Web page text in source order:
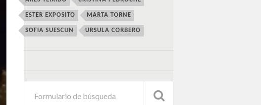
ESTER EXPOSITO MARTA TORNE
SOFIA SUESCUN URSULA CORBERO